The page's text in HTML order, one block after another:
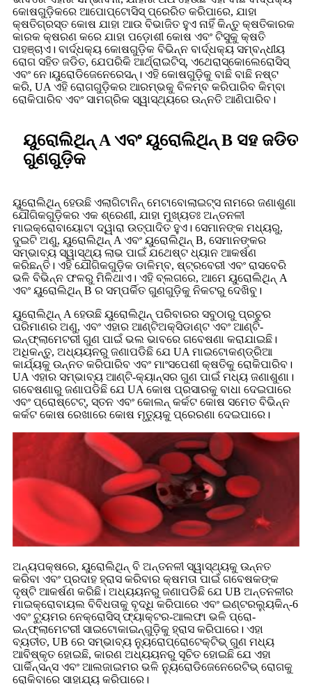
କୋଷଗୁଡ଼ିକରେ ଆପୋପ୍ଟୋସିସ୍ ପ୍ରେରିତ କରିପାରେ, ଯାହା
କ୍ଷତିଗ୍ରସ୍ତ କୋଷ ଯାହା ଆଉ ବିଭାଜିତ ହୁଏ ନାହିଁ କିନ୍ତୁ କ୍ଷତିକାରକ
କାରକ କ୍ଷରଣ କରେ ଯାହା ପଡ଼ୋଶୀ କୋଷ ଏବଂ ଟିସୁକୁ କ୍ଷତି
ପହଞ୍ଚାଏ। ବାର୍ଦ୍ଧକ୍ୟ କୋଷଗୁଡ଼ିକ ବିଭିନ୍ନ ବାର୍ଦ୍ଧକ୍ୟ ସମ୍ବନ୍ଧୀୟ
ରୋଗ ସହିତ ଜଡିତ, ଯେପରିକି ଆର୍ଥ୍ରାଇଟିସ୍, ଏଥେରାସ୍କୋଲେରୋସିସ୍
ଏବଂ ନେ।ୟୁରୋଡିଜେନେରେସନ୍। ଏହି କୋଷଗୁଡ଼ିକୁ ବାଛି ବାଛି ନଷ୍ଟ
କରି, UA ଏହି ରୋଗଗୁଡ଼ିକର ଆରମ୍ଭକୁ ବିଳମ୍ବ କରିପାରିବ କିମ୍ବା
ରୋକିପାରିବ ଏବଂ ସାମଗ୍ରିକ ସ୍ୱାସ୍ଥ୍ୟରେ ଉନ୍ନତି ଆଣିପାରିବ।
ୟୁରୋଲିଥିନ୍ A ଏବଂ ୟୁରୋଲିଥିନ୍ B ସହ ଜଡିତ
ଗୁଣଗୁଡ଼ିକ
ୟୁରୋଲିଥିନ୍ ହେଉଛି ଏଲାଗିଟାନିନ୍ ମେଟାବୋଲାଇଟ୍ସ ନାମରେ ଜଣାଶୁଣା
ଯୌଗିକଗୁଡ଼ିକର ଏକ ଶ୍ରେଣୀ, ଯାହା ମୁଖ୍ୟତଃ ଅନ୍ତନଳୀ
ମାଇକ୍ରୋବାୟୋଟା ଦ୍ୱାରା ଉତ୍ପାଦିତ ହୁଏ। ସେମାନଙ୍କ ମଧ୍ୟରୁ,
ଦୁଇଟି ଅଣୁ, ୟୁରୋଲିଥିନ୍ A ଏବଂ ୟୁରୋଲିଥିନ୍ B, ସେମାନଙ୍କର
ସମ୍ଭାବ୍ୟ ସ୍ୱାସ୍ଥ୍ୟ ଲାଭ ପାଇଁ ଯଥେଷ୍ଟ ଧ୍ୟାନ ଆକର୍ଷଣ
କରିଛନ୍ତି। ଏହି ଯୌଗିକଗୁଡ଼ିକ ଡାଳିମ୍ବ, ଷ୍ଟ୍ରବେରୀ ଏବଂ ରାସବେରି
ଭଳି ବିଭିନ୍ନ ଫଳରୁ ମିଳିଥାଏ। ଏହି ବ୍ଲଗରେ, ଆମେ ୟୁରୋଲିଥିନ୍ A
ଏବଂ ୟୁରୋଲିଥିନ୍ B ର ସମ୍ପର୍କିତ ଗୁଣଗୁଡ଼ିକୁ ନିକଟରୁ ଦେଖିବୁ।
ୟୁରୋଲିଥିନ୍ A ହେଉଛି ୟୁରୋଲିଥିନ୍ ପରିବାରର ସବୁଠାରୁ ପ୍ରଚୁର
ପରିମାଣର ଅଣୁ, ଏବଂ ଏହାର ଆଣ୍ଟିଅକ୍ସିଡାଣ୍ଟ ଏବଂ ଆଣ୍ଟି-
ଇନ୍ଫ୍ଲାମେଟରୀ ଗୁଣ ପାଇଁ ଭଲ ଭାବରେ ଗବେଷଣା କରାଯାଇଛି।
ଅଧିକନ୍ତୁ, ଅଧ୍ୟୟନରୁ ଜଣାପଡିଛି ଯେ UA ମାଇଟୋକଣ୍ଡ୍ରିଆ
କାର୍ଯ୍ୟକୁ ଉନ୍ନତ କରିପାରିବ ଏବଂ ମାଂସପେଶୀ କ୍ଷତିକୁ ରୋକିପାରିବ।
UA ଏହାର ସମ୍ଭାବ୍ୟ ଆଣ୍ଟି-କ୍ୟାନ୍ସର ଗୁଣ ପାଇଁ ମଧ୍ୟ ଜଣାଶୁଣା।
ଗବେଷଣାରୁ ଜଣାପଡିଛି ଯେ UA କୋଷ ପ୍ରସାରକୁ ବାଧା ଦେଇପାରେ
ଏବଂ ପ୍ରୋଷ୍ଟେଟ୍, ସ୍ତନ ଏବଂ କୋଲନ୍ କର୍କଟ କୋଷ ସମେତ ବିଭିନ୍ନ
କର୍କଟ କୋଷ ରେଖାରେ କୋଷ ମୃତ୍ୟୁକୁ ପ୍ରେରଣା ଦେଇପାରେ।
ଅନ୍ୟପକ୍ଷରେ, ୟୁରୋଲିଥିନ୍ ବି ଅନ୍ତନଳୀ ସ୍ୱାସ୍ଥ୍ୟକୁ ଉନ୍ନତ
କରିବା ଏବଂ ପ୍ରଦାହ ହ୍ରାସ କରିବାର କ୍ଷମତା ପାଇଁ ଗବେଷକଙ୍କ
ଦୃଷ୍ଟି ଆକର୍ଷଣ କରିଛି। ଅଧ୍ୟୟନରୁ ଜଣାପଡିଛି ଯେ UB ଅନ୍ତନଳୀର
ମାଇକ୍ରୋବାୟଲ ବିବିଧତାକୁ ବୃଦ୍ଧି କରିପାରେ ଏବଂ ଇଣ୍ଟରଲ୍ୟୁକିନ୍-6
ଏବଂ ଟ୍ୟୁମର ନେକ୍ରୋସିସ୍ ଫ୍ୟାକ୍ଟର-ଆଲଫା ଭଳି ପ୍ରୋ-
ଇନ୍ଫ୍ଲାମେଟରୀ ସାଇଟୋକାଇନ୍‌ଗୁଡ଼ିକୁ ହ୍ରାସ କରିପାରେ। ଏହା
ବ୍ୟତୀତ, UB ରେ ସମ୍ଭାବ୍ୟ ନ୍ୟୁରୋପ୍ରୋଟେକ୍ଟିଭ୍ ଗୁଣ ମଧ୍ୟ
ଆବିଷ୍କୃତ ହୋଇଛି, କାରଣ ଅଧ୍ୟୟନରୁ ସୂଚିତ ହୋଇଛି ଯେ ଏହା
ପାର୍କିନ୍ସନ୍ସ ଏବଂ ଆଲଜାଇମର ଭଳି ନ୍ୟୁରୋଡିଜେନେରେଟିଭ୍ ରୋଗକୁ
ରୋକିବାରେ ସାହାଯ୍ୟ କରିପାରେ।